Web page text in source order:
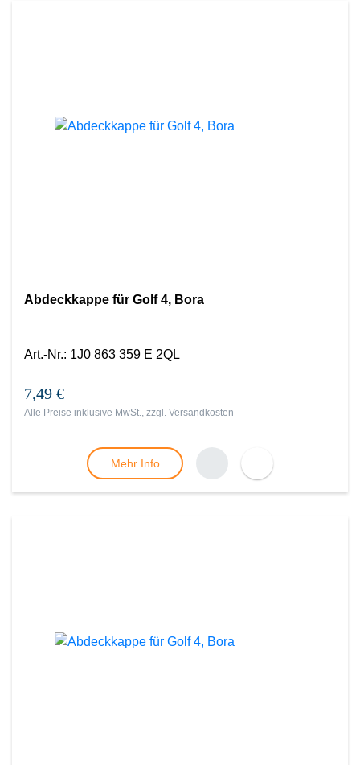
Abdeckkappe für Golf 4, Bora
Art.-Nr.: 1J0 863 359 E 2QL
7,49 €
Alle Preise inklusive MwSt., zzgl. Versandkosten
Mehr Info